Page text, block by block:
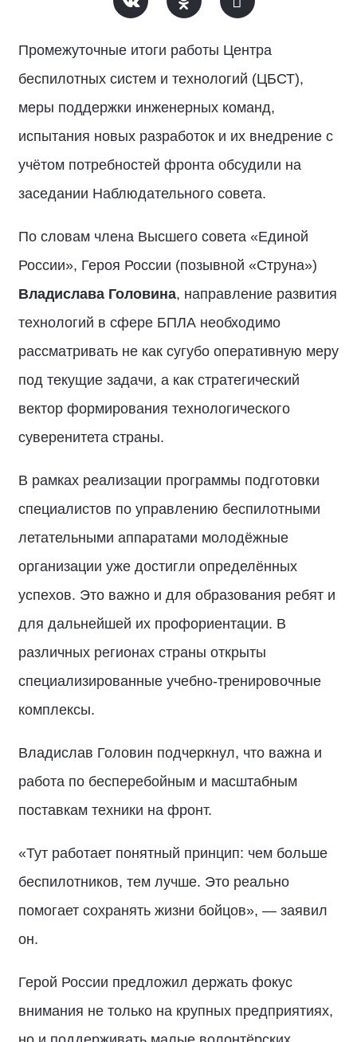
Промежуточные итоги работы Центра
беспилотных систем и технологий (ЦБСТ),
меры поддержки инженерных команд,
испытания новых разработок и их внедрение с
учётом потребностей фронта обсудили на
заседании Наблюдательного совета.
По словам члена Высшего совета «Единой
России», Героя России (позывной «Струна»)
Владислава Головина, направление развития
технологий в сфере БПЛА необходимо
рассматривать не как сугубо оперативную меру
под текущие задачи, а как стратегический
вектор формирования технологического
суверенитета страны.
В рамках реализации программы подготовки
специалистов по управлению беспилотными
летательными аппаратами молодёжные
организации уже достигли определённых
успехов. Это важно и для образования ребят и
для дальнейшей их профориентации. В
различных регионах страны открыты
специализированные учебно-тренировочные
комплексы.
Владислав Головин подчеркнул, что важна и
работа по бесперебойным и масштабным
поставкам техники на фронт.
«Тут работает понятный принцип: чем больше
беспилотников, тем лучше. Это реально
помогает сохранять жизни бойцов», — заявил
он.
Герой России предложил держать фокус
внимания не только на крупных предприятиях,